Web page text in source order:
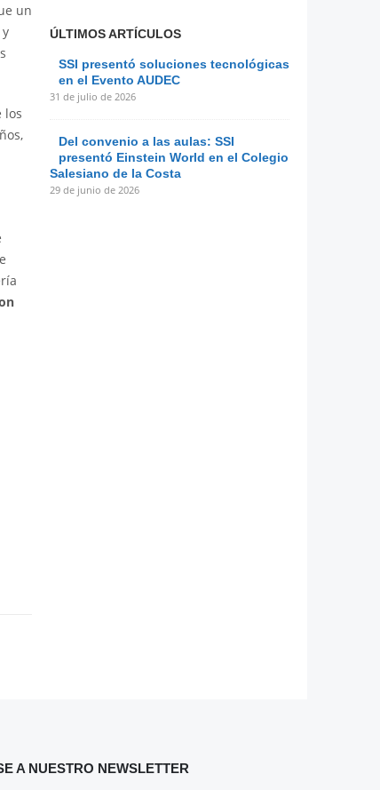
un
los
ÚLTIMOS ARTÍCULOS
SSI presentó soluciones tecnológicas
en el Evento AUDEC
31 de julio de 2026
Del convenio a las aulas: SSI
presentó Einstein World en el Colegio
Salesiano de la Costa
29 de junio de 2026
A NUESTRO NEWSLETTER